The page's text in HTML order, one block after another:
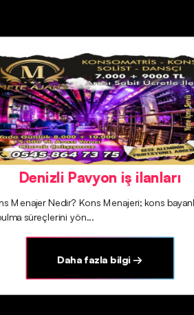
Denizli Pavyon iş ilanları
Menajer Nedir? Kons Menajeri; kons
süreçlerini yön...
Daha fazla bilgi →